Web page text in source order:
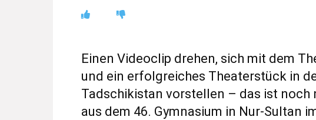
Einen Videoclip drehen, sich mit dem
und ein erfolgreiches Theaterstück in
Tadschikistan vorstellen – das ist noch
aus dem 46. Gymnasium in Nur-Sultan